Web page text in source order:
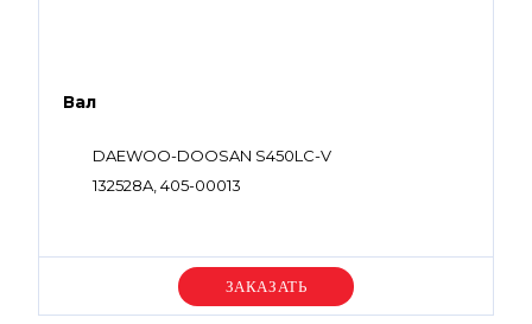
Вал
DAEWOO-DOOSAN S450LC-V
132528A, 405-00013
Уточняйте цену